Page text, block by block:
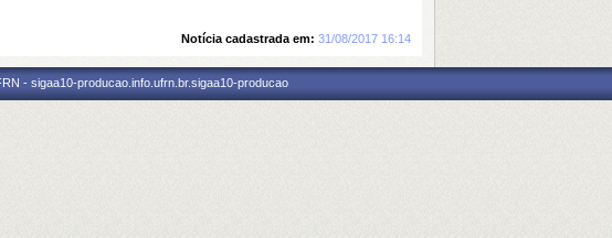
Notícia cadastrada em: 31/08/2017 16:14
- sigaa10-producao.info.ufrn.br.sigaa10-producao